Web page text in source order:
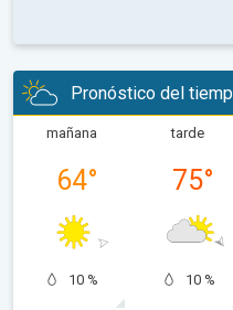
Pronóstico del
mañana
64°
10 %
tarde
75°
10 %